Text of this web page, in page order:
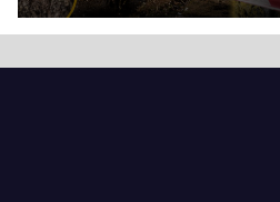
супермаркету